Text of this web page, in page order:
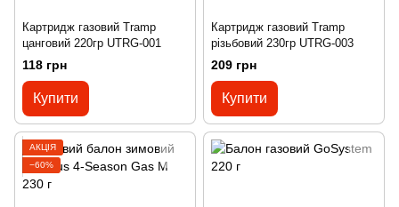
Картридж газовий Tramp
цанговий 220гр UTRG-001
118 грн
Купити
Картридж газовий Tramp
різьбовий 230гр UTRG-003
209 грн
Купити
АКЦІЯ
−60%